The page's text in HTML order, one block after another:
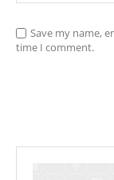
Save my name,
time I comment.